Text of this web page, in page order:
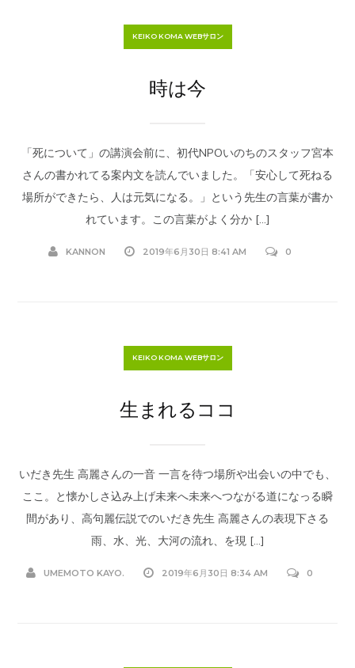
KEIKO KOMA WEBサロン
時は今
「死について」の講演会前に、初代NPOいのちのスタッフ宮本
さんの書かれてる案内文を読んでいました。「安心して死ねる
場所ができたら、人は元気になる。」という先生の言葉が書か
れています。この言葉がよく分か […]
KANNON 2019年6月30日 8:41 AM 0
KEIKO KOMA WEBサロン
生まれるココ
いだき先生 高麗さんの一音 一言を待つ場所や出会いの中でも、
ここ。と懐かしさ込み上げ未来へ未来へつながる道になっる瞬
間があり、高句麗伝説でのいだき先生 高麗さんの表現下さる
雨、水、光、大河の流れ、を現 […]
UMEMOTO KAYO. 2019年6月30日 8:34 AM 0